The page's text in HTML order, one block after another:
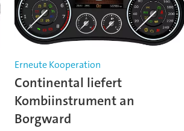
Erneute Kooperation
Continental liefert
Kombiinstrument an
Borgward